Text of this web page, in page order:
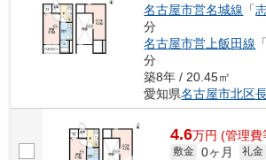
名古屋市営名城線 「
分
名古屋市営上飯田線
分
築8年 / 20.45㎡
愛知県名古屋市北区
4.6万円 (管理費
敷金 0ヶ月 礼金